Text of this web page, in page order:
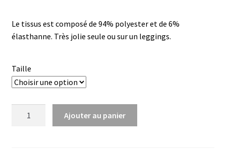
Le tissus est composé de 94% polyester et de 6%
élasthanne. Très jolie seule ou sur un leggings.
Taille
Ajouter au panier